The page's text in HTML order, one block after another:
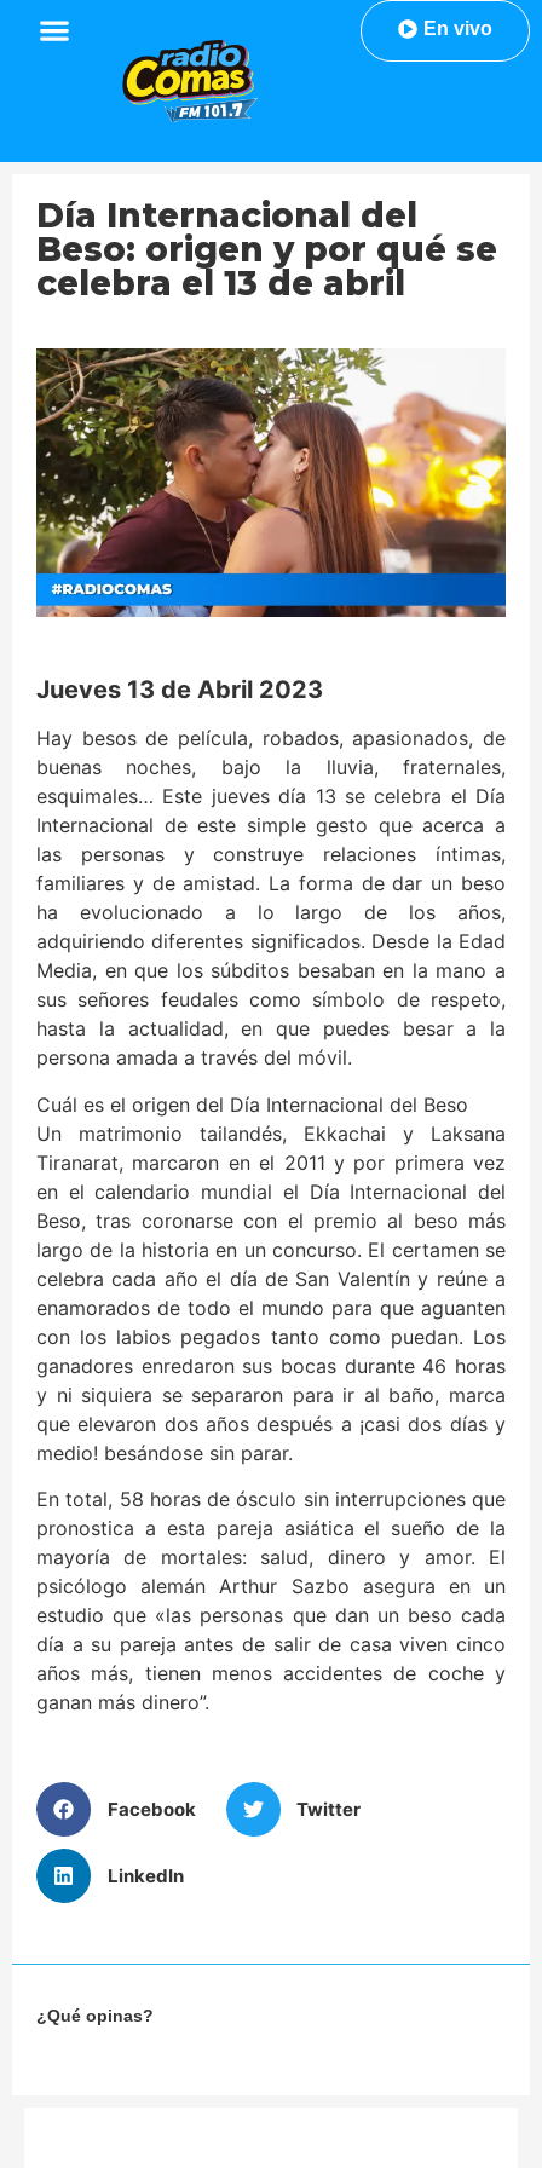
En vivo
Día Internacional del
Beso: origen y por qué se
celebra el 13 de abril
Jueves 13 de Abril 2023
Hay besos de película, robados, apasionados, de
buenas noches, bajo la lluvia, fraternales,
esquimales… Este jueves día 13 se celebra el Día
Internacional de este simple gesto que acerca a
las personas y construye relaciones íntimas,
familiares y de amistad. La forma de dar un beso
ha evolucionado a lo largo de los años,
adquiriendo diferentes significados. Desde la Edad
Media, en que los súbditos besaban en la mano a
sus señores feudales como símbolo de respeto,
hasta la actualidad, en que puedes besar a la
persona amada a través del móvil.
Cuál es el origen del Día Internacional del Beso
Un matrimonio tailandés, Ekkachai y Laksana
Tiranarat, marcaron en el 2011 y por primera vez
en el calendario mundial el Día Internacional del
Beso, tras coronarse con el premio al beso más
largo de la historia en un concurso. El certamen se
celebra cada año el día de San Valentín y reúne a
enamorados de todo el mundo para que aguanten
con los labios pegados tanto como puedan. Los
ganadores enredaron sus bocas durante 46 horas
y ni siquiera se separaron para ir al baño, marca
que elevaron dos años después a ¡casi dos días y
medio! besándose sin parar.
En total, 58 horas de ósculo sin interrupciones que
pronostica a esta pareja asiática el sueño de la
mayoría de mortales: salud, dinero y amor. El
psicólogo alemán Arthur Sazbo asegura en un
estudio que «las personas que dan un beso cada
día a su pareja antes de salir de casa viven cinco
años más, tienen menos accidentes de coche y
ganan más dinero”.
Facebook Twitter
LinkedIn
¿Qué opinas?